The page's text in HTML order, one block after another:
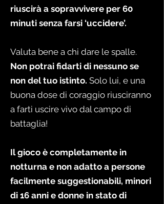
riuscirà a sopravvivere per 60
minuti senza farsi ‘uccidere’.
Valuta bene a chi dare le spalle.
Non potrai fidarti di nessuno se
non del tuo istinto. Solo lui, e una
buona dose di coraggio riusciranno
a farti uscire vivo dal campo di
battaglia!
Il gioco è completamente in
notturna e non adatto a persone
facilmente suggestionabili, minori
di 16 anni e donne in stato di